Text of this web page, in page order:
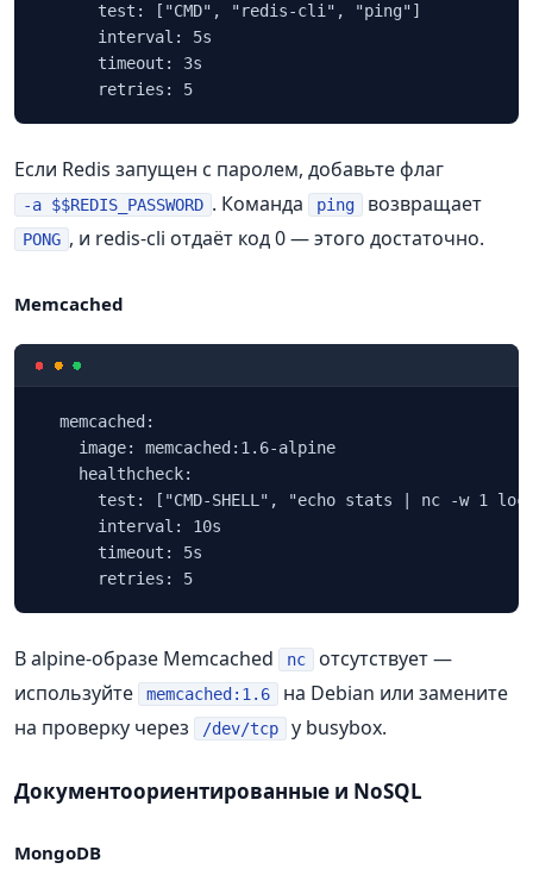
      test: ["CMD", "redis-cli", "ping"]
      interval: 5s
      timeout: 3s
      retries: 5
Если Redis запущен с паролем, добавьте флаг
-a $$REDIS_PASSWORD . Команда ping возвращает
PONG , и redis‑cli отдаёт код 0 — этого достаточно.
Memcached
  memcached:
    image: memcached:1.6-alpine
    healthcheck:
test: ["CMD-SHELL", "echo stats | nc -w 1
      interval: 10s
      timeout: 5s
      retries: 5
В alpine‑образе Memcached nc
отсутствует —
используйте
memcached:1.6
на Debian или замените
на проверку через
/dev/tcp у busybox.
Документоориентированные и NoSQL
MongoDB